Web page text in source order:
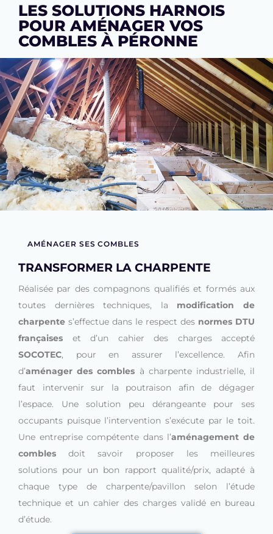
LES SOLUTIONS HARNOIS
POUR AMÉNAGER VOS
COMBLES À PÉRONNE
AMÉNAGER SES COMBLES
TRANSFORMER LA CHARPENTE
Réalisée par des compagnons qualifiés et formés aux
toutes dernières techniques, la modification de
charpente s’effectue dans le respect des normes DTU
françaises et d’un cahier des charges accepté
SOCOTEC, pour en assurer l’excellence. Afin
d’aménager des combles à charpente industrielle, il
faut intervenir sur la poutraison afin de dégager
l’espace. Une solution peu dérangeante pour ses
occupants puisque l’intervention s’exécute par le toit.
Une entreprise compétente dans l’aménagement de
combles doit savoir proposer les meilleures
solutions pour un bon rapport qualité/prix, adapté à
chaque type de charpente/pavillon selon l’étude
technique et un cahier des charges validé en bureau
d’étude.